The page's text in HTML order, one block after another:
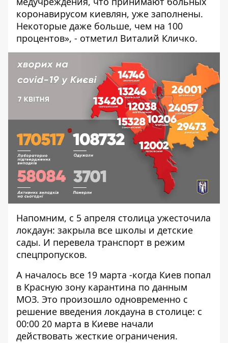
коронавирусом киевлян, уже заполнены.
Некоторые даже больше, чем на 100
процентов», - отметил Виталий Кличко.
Напомним, с 5 апреля столица ужесточила
локдаун: закрыла все школы и детские
сады. И перевела транспорт в режим
спецпропусков.
А началось все 19 марта -когда Киев попал
в Красную зону карантина по данным
МОЗ. Это произошло одновременно с
решение введения локдауна в столице: с
00:00 20 марта в Киеве начали
действовать жесткие ограничения.